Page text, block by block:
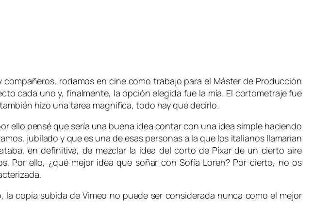
rodamos en cine como trabajo para el Máster de Producción
cada uno y, finalmente, la opción elegida fue la mía. El cortometraje fue
hizo una tarea magnífica, todo hay que decirlo.
ello pensé que sería una buena idea contar con una idea simple haciendo
jubilado y que es una de esas personas a la que los italianos llamarían
en definitiva, de mezclar la idea del corto de Píxar de un cierto aire
Por ello, ¿qué mejor idea que soñar con Sofía Loren? Por cierto, no os
copia subida de Vimeo no puede ser considerada nunca como el mejor